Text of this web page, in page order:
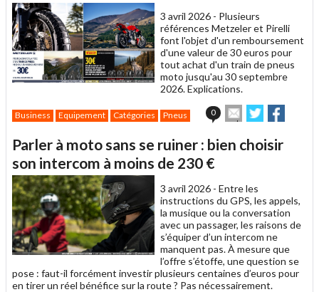
3 avril 2026 - Plusieurs
références Metzeler et Pirelli
font l'objet d'un remboursement
d'une valeur de 30 euros pour
tout achat d'un train de pneus
moto jusqu'au 30 septembre
2026. Explications.
Business Equipement Catégories Pneus 0
Envoyer
cet
à
Partager
sur sur
Parler à moto sans se ruiner : bien choisir
son intercom à moins de 230 €
3 avril 2026 - Entre les
instructions du GPS, les appels,
la musique ou la conversation
avec un passager, les raisons de
s’équiper d’un intercom ne
manquent pas. À mesure que
l’offre s’étoffe, une question se
pose : faut-il forcément investir plusieurs centaines d’euros pour
en tirer un réel bénéfice sur la route ? Pas nécessairement.